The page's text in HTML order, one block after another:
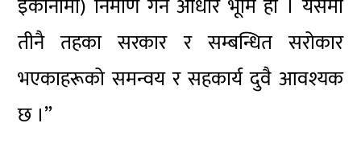
इकोनोमी) निर्माण गर्ने आधार भूमि हो । यसमा
तीनै तहका सरकार र सम्बन्धित सरोकार
भएकाहरूको समन्वय र सहकार्य दुवै आवश्यक
छ ।”